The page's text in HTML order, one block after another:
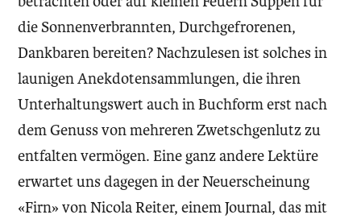
die Sonnenverbrannten, Durchgefrorenen,
Dankbaren bereiten? Nachzulesen ist solches in
launigen Anekdotensammlungen, die ihren
Unterhaltungswert auch in Buchform erst nach
dem Genuss von mehreren Zwetschgenlutz zu
entfalten vermögen. Eine ganz andere Lektüre
erwartet uns dagegen in der Neuerscheinung
«Firn» von Nicola Reiter, einem Journal, das mit